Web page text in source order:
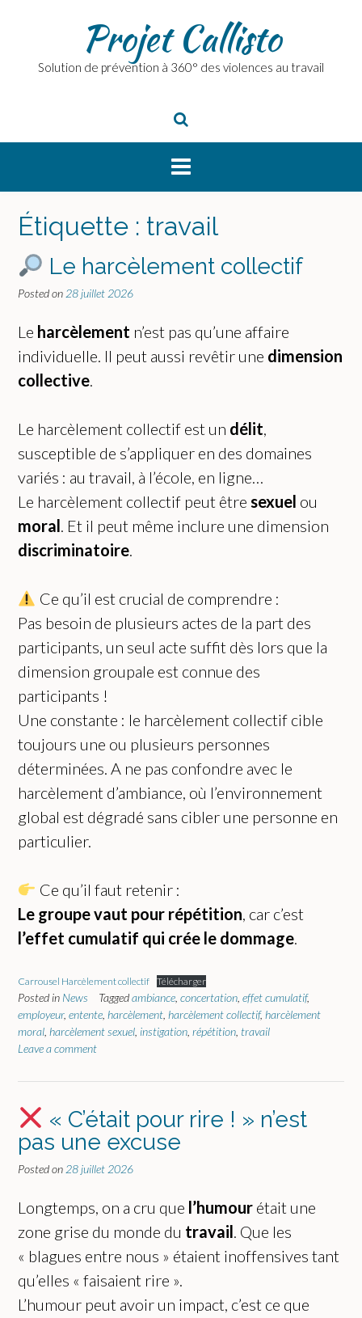
Projet Callisto
Solution de prévention à 360° des violences au travail
Étiquette : travail
Le harcèlement collectif
Posted on 28 juillet 2026
Le harcèlement n’est pas qu’une affaire
individuelle. Il peut aussi revêtir une dimension
collective.
Le harcèlement collectif est un délit,
susceptible de s’appliquer en des domaines
variés : au travail, à l’école, en ligne…
Le harcèlement collectif peut être sexuel ou
moral. Et il peut même inclure une dimension
discriminatoire.
Ce qu’il est crucial de comprendre :
Pas besoin de plusieurs actes de la part des
participants, un seul acte suffit dès lors que la
dimension groupale est connue des
participants !
Une constante : le harcèlement collectif cible
toujours une ou plusieurs personnes
déterminées. A ne pas confondre avec le
harcèlement d’ambiance, où l’environnement
global est dégradé sans cibler une personne en
particulier.
Ce qu’il faut retenir :
Le groupe vaut pour répétition, car c’est
l’effet cumulatif qui crée le dommage.
Carrousel Harcèlement collectif Télécharger
Posted in News Taggedambiance concertation effet cumulatif,
employeur, entente harcèlement harcèlement collectif, harcèlement
moral harcèlement sexuel instigation répétition travail
Leave a comment
« C’était pour rire ! » n’est
pas une excuse
Posted on 28 juillet 2026
Longtemps, on a cru que l’humour était une
zone grise du monde du travail. Que les
« blagues entre nous » étaient inoffensives tant
qu’elles « faisaient rire ».
L’humour peut avoir un impact, c’est ce que